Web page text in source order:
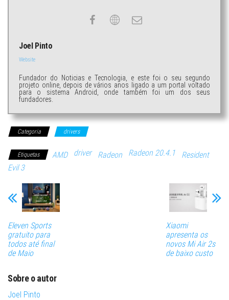
Joel Pinto
Website
Fundador do Noticias e Tecnologia, e este foi o seu segundo
projeto online, depois de vários anos ligado a um portal voltado
para o sistema Android, onde também foi um dos seus
fundadores.
Categoria drivers
Etiquetas AMD driver Radeon Radeon 20.4.1
Resident
Evil 3
Eleven Sports
gratuito para
todos até final
de Maio
Xiaomi
apresenta os
novos Mi Air 2s
de baixo custo
Sobre o autor
Joel Pinto